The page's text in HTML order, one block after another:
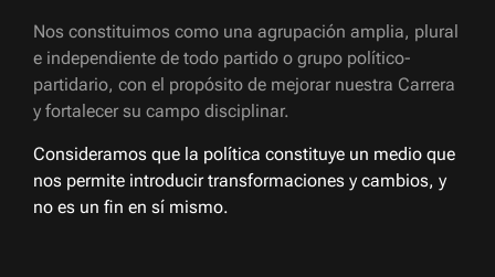
Nos constituimos como una agrupación amplia, plural
e independiente de todo partido o grupo político-
partidario, con el propósito de mejorar nuestra Carrera
y fortalecer su campo disciplinar.
Consideramos que la política constituye un medio que
nos permite introducir transformaciones y cambios, y
no es un fin en sí mismo.